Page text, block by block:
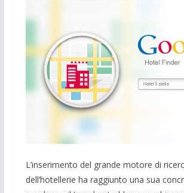
L’inserimento del grande motore di
dell’hotellerie ha raggiunto una sua